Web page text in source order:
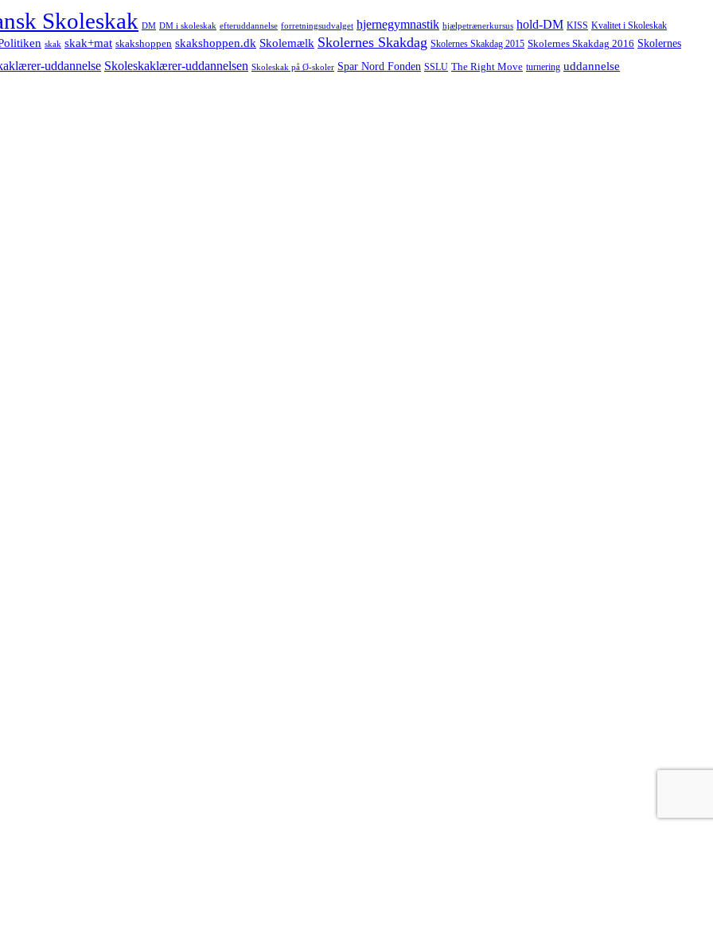
Skoleskak DM DM i skoleskak efteruddannelse forretningsudvalget hjernegymnastik hjælpetrænerkursus hold-DM KISS Kvalitet i Skoleskak
skak skak+mat skakshoppen skakshoppen.dk Skolemælk Skolernes Skakdag Skolernes Skakdag 2015 Skolernes Skakdag 2016 Skolernes
uddannelse Skoleskaklærer-uddannelsen Skoleskak på Ø-skoler Spar Nord Fonden SSLU The Right Move turnering uddannelse